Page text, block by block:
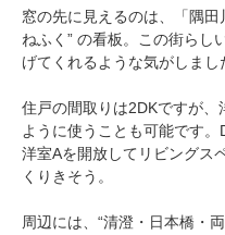
窓の先に見えるのは、「隅
ねふく” の看板。この街らし
げてくれるような気がしまし
住戸の間取りは2DKですが
ように使うことも可能です。
洋室Aを開放してリビングス
くりきそう。
周辺には、“清澄・日本橋・